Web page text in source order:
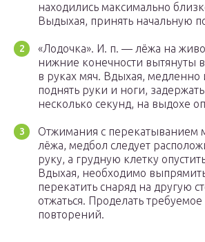
находились максимально
Выдыхая, принять начальную
«Лодочка». И. п. — лёжа на
нижние конечности вытянуты
в руках мяч. Вдыхая,
поднять руки и ноги,
несколько секунд, на выдохе
Отжимания с перекатыванием
лёжа, медбол следует
руку, а грудную клетку
Вдыхая, необходимо
перекатить снаряд на другую
отжаться. Проделать требуемое
повторений.